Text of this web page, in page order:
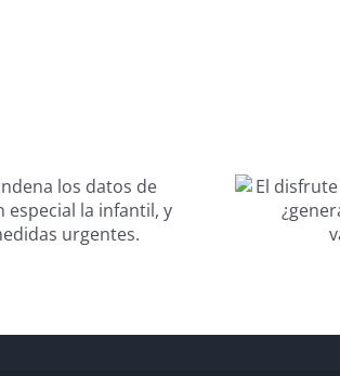
parental,
¿genera o no